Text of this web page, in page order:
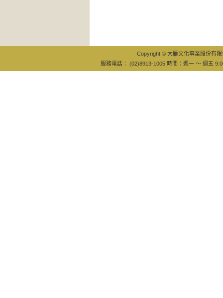
Copyright © 大雁文化事業股份有
服務電話： (02)8913-1005 時間：週一 ～ 週五